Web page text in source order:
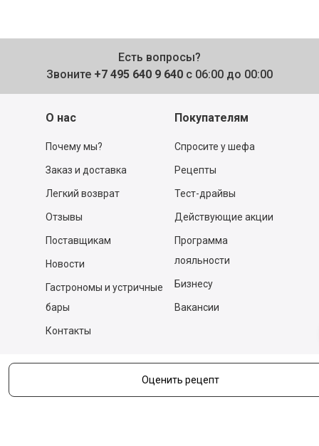
Оценить рецепт
Есть вопросы?
Звоните +7 495 640 9 640 с 06:00 до 00:00
О нас
Почему мы?
Заказ и доставка
Легкий возврат
Отзывы
Поставщикам
Новости
Гастрономы и устричные
бары
Контакты
Покупателям
Спросите у шефа
Рецепты
Тест-драйвы
Действующие акции
Программа
лояльности
Бизнесу
Вакансии
Контакты